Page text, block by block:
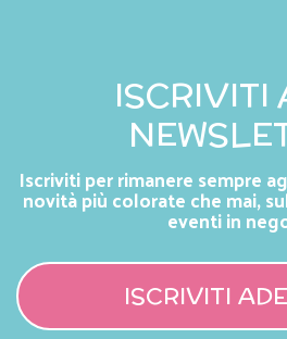
ISCRIVITI
Iscriviti per rimanere sempre
novità più colorate che mai,
eventi in
ISCRIVITI